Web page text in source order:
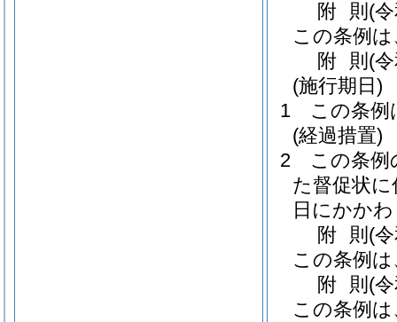
附 則 (
この条例
附 則 (
(施行期日)
1
この条例
(経過措置)
2
この条例
た督促状
日にかか
附 則 (
この条例
附 則 (
この条例